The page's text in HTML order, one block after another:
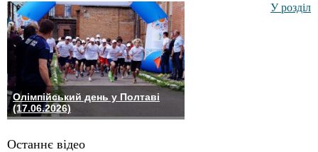
Олімпійський день у Полтаві
(17.06.2026)
У розділ
Останнє відео